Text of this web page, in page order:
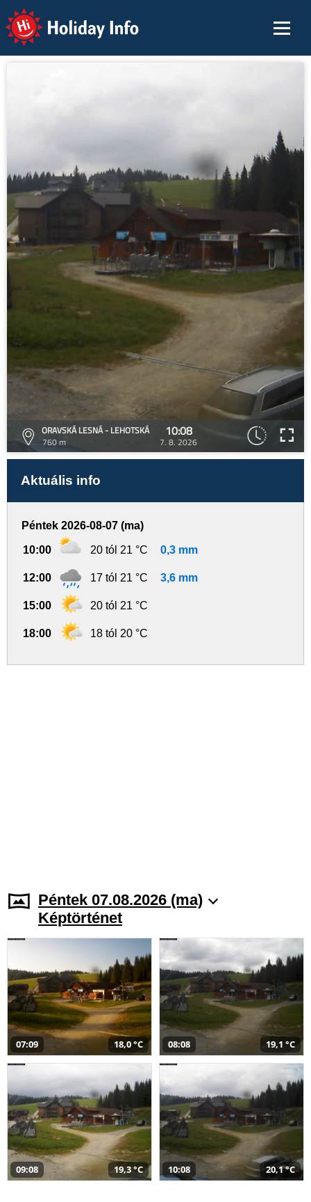
Holiday Info
ORAVSKÁ LESNÁ - LEHOTSKÁ
760 m
10:08
7. 8. 2026
Aktuális info
Péntek 2026-08-07 (ma)
10:00 20 tól 21 °C 0,3 mm
12:00 17 tól 21 °C 3,6 mm
15:00 20 tól 21 °C
18:00 18 tól 20 °C
Péntek 07.08.2026 (ma)
Képtörténet
07:09 18,0 °C 08:08 19,1 °C
09:08 19,3 °C 10:08 20,1 °C